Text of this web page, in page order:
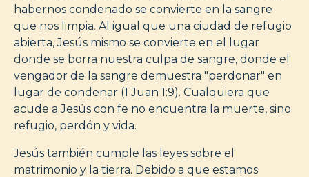
habernos condenado se convierte en la sangre
que nos limpia. Al igual que una ciudad de refugio
abierta, Jesús mismo se convierte en el lugar
donde se borra nuestra culpa de sangre, donde el
vengador de la sangre demuestra "perdonar" en
lugar de condenar (1 Juan 1:9). Cualquiera que
acude a Jesús con fe no encuentra la muerte, sino
refugio, perdón y vida.
Jesús también cumple las leyes sobre el
matrimonio y la tierra. Debido a que estamos